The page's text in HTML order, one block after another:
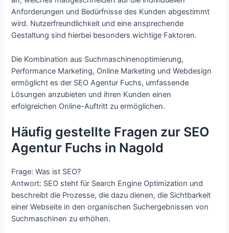
Anforderungen und Bedürfnisse des Kunden abgestimmt
wird. Nutzerfreundlichkeit und eine ansprechende
Gestaltung sind hierbei besonders wichtige Faktoren.
Die Kombination aus Suchmaschinenoptimierung,
Performance Marketing, Online Marketing und Webdesign
ermöglicht es der SEO Agentur Fuchs, umfassende
Lösungen anzubieten und ihren Kunden einen
erfolgreichen Online-Auftritt zu ermöglichen.
Häufig gestellte Fragen zur SEO
Agentur Fuchs in Nagold
Frage: Was ist SEO?
Antwort: SEO steht für Search Engine Optimization und
beschreibt die Prozesse, die dazu dienen, die Sichtbarkeit
einer Webseite in den organischen Suchergebnissen von
Suchmaschinen zu erhöhen.